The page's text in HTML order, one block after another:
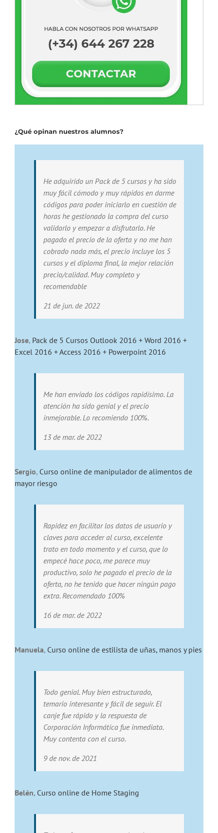
¿Qué opinan nuestros alumnos?
He adquirido un Pack de 5 cursos y ha sido
muy fácil cómodo y muy rápidos en darme
códigos para poder iniciarlo en cuestión de
horas he gestionado la compra del curso
validarlo y empezar a disfrutarlo. He
pagado el precio de la oferta y no me han
cobrado nada más, el precio incluye los 5
cursos y el diploma final, la mejor relación
precio/calidad. Muy completo y
recomendable
21 de jun. de 2022
Jose, Pack de 5 Cursos Outlook 2016 + Word 2016 +
Excel 2016 + Access 2016 + Powerpoint 2016
Me han enviado los códigos rapidísimo. La
atención ha sido genial y el precio
inmejorable. Lo recomiendo 100%.
13 de mar. de 2022
Sergio, Curso online de manipulador de alimentos de
mayor riesgo
Rapidez en facilitar los datos de usuario y
claves para acceder al curso, excelente
trato en todo momento y el curso, que lo
empecé hace poco, me parece muy
productivo, solo he pagado el precio de la
oferta, no he tenido que hacer ningún pago
extra. Recomendado 100%
16 de mar. de 2022
Manuela, Curso online de estilista de uñas, manos y pies
Todo genial. Muy bien estructurado,
temario interesante y fácil de seguir. El
canje fue rápido y la respuesta de
Corporación Informática fue inmediata.
Muy contenta con el curso.
9 de nov. de 2021
Belén, Curso online de Home Staging